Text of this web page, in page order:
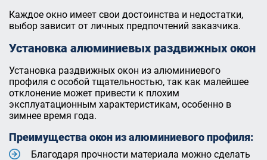
Каждое окно имеет свои достоинства и недостатки,
выбор зависит от личных предпочтений заказчика.
Установка алюминиевых раздвижных окон
Установка раздвижных окон из алюминиевого
профиля с особой тщательностью, так как малейшее
отклонение может привести к плохим
эксплуатационным характеристикам, особенно в
зимнее время года.
Преимущества окон из алюминиевого профиля:
Благодаря прочности материала можно сделать